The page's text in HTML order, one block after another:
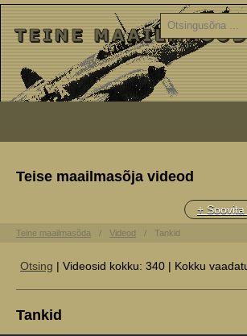
Teise maailmasõja videod
+
Teine maailmasõda Videod Tankid
Otsing | Videosid kokku: 340 | Kokku
Tankid